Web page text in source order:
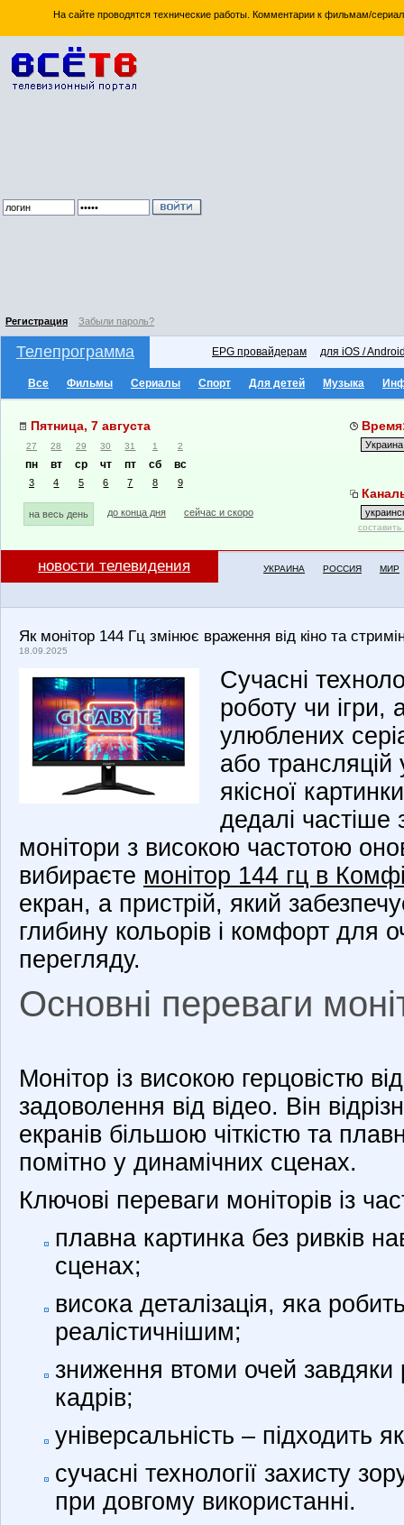
На сайте проводятся технические работы. Комментарии к фильмам/
Регистрация Забыли пароль?
Телепрограмма EPG провайдерам для iOS /
Все Фильмы Сериалы Спорт Для детей Музыка
Пятница, 7 августа
27 28 29 30 31 1 2
пн вт ср чт пт сб вс
3 4 5 6 7 8 9
на весь день до конца дня сейчас и скоро
новости телевидения УКРАИНА РОССИЯ МИР
Як монітор 144 Гц змінює враження від кіно та
18.09.2025
Сучасні
роботу чи ігри,
улюблених
або
якісної
дедалі частіше
монітори з високою частотою
вибираєте монітор 144 гц в
екран, а пристрій, який
глибину кольорів і комфорт для
перегляду.
Основні переваги
Монітор із високою герцовістю
задоволення від відео. Він
екранів більшою чіткістю та
помітно у динамічних сценах.
Ключові переваги моніторів із
плавна картинка без ривків
сценах;
висока деталізація, яка
реалістичнішим;
зниження втоми очей завдяки
кадрів;
універсальність – підходить
сучасні технології захисту
при довгому використанні.